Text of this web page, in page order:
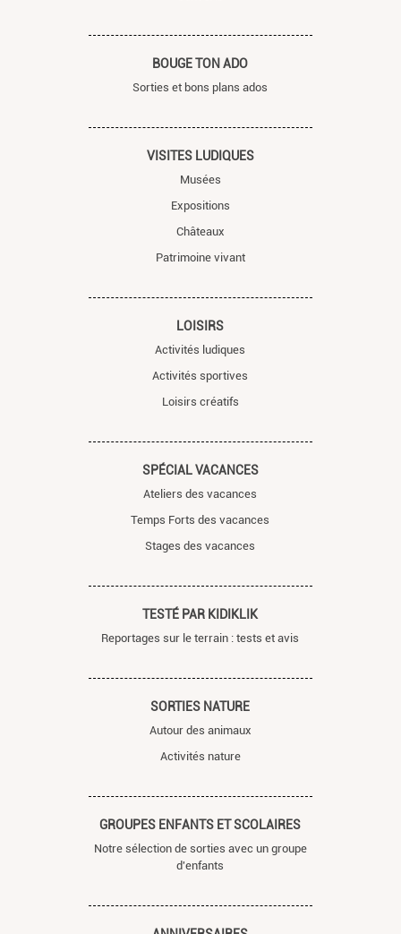
BOUGE TON ADO
Sorties et bons plans ados
VISITES LUDIQUES
Musées
Expositions
Châteaux
Patrimoine vivant
LOISIRS
Activités ludiques
Activités sportives
Loisirs créatifs
SPÉCIAL VACANCES
Ateliers des vacances
Temps Forts des vacances
Stages des vacances
TESTÉ PAR KIDIKLIK
Reportages sur le terrain : tests et avis
SORTIES NATURE
Autour des animaux
Activités nature
GROUPES ENFANTS ET SCOLAIRES
Notre sélection de sorties avec un groupe
d'enfants